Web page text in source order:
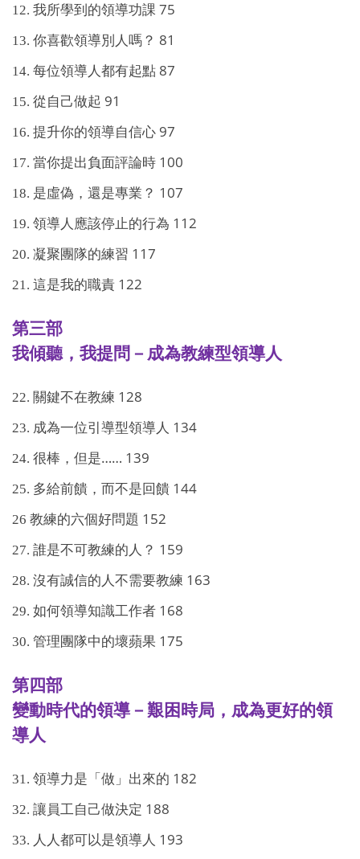
12. 我所學到的領導功課 75
13. 你喜歡領導別人嗎？ 81
14. 每位領導人都有起點 87
15. 從自己做起 91
16. 提升你的領導自信心 97
17. 當你提出負面評論時 100
18. 是虛偽，還是專業？ 107
19. 領導人應該停止的行為 112
20. 凝聚團隊的練習 117
21. 這是我的職責 122
第三部
我傾聽，我提問－成為教練型領導人
22. 關鍵不在教練 128
23. 成為一位引導型領導人 134
24. 很棒，但是…… 139
25. 多給前饋，而不是回饋 144
26 教練的六個好問題 152
27. 誰是不可教練的人？ 159
28. 沒有誠信的人不需要教練 163
29. 如何領導知識工作者 168
30. 管理團隊中的壞蘋果 175
第四部
變動時代的領導－艱困時局，成為更好的領
導人
31. 領導力是「做」出來的 182
32. 讓員工自己做決定 188
33. 人人都可以是領導人 193